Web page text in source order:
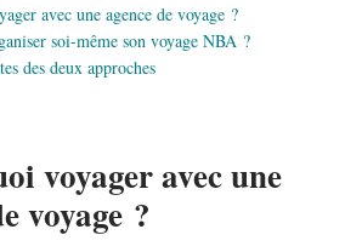
avec une agence de voyage ?
soi-même son voyage NBA ?
des deux approches
voyager avec une
voyage ?